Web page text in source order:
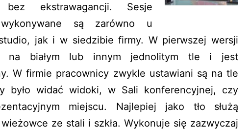
bez ekstrawagancji. Sesje
są zarówno u
jak i w siedzibie firmy. W pierwszej wersji
na białym lub innym jednolitym tle i jest
W firmie pracownicy zwykle ustawiani są na tle
było widać widoki, w Sali konferencyjnej, czy
miejscu. Najlepiej jako tło służą
ze stali i szkła. Wykonuje się zazwyczaj